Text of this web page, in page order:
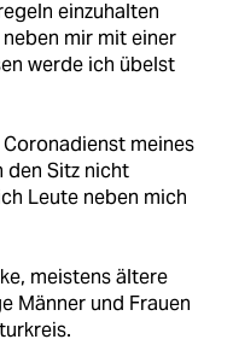
einzuhalten
mir mit einer
werde ich übelst
meines
den Sitz nicht
Leute neben mich
meistens ältere
Männer und Frauen